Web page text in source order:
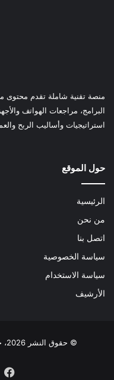
منصة تقنية شاملة تقدم محتوى
البرامج، مراجعات الهواتف
استراتيجيات وأساليب الربح
حول الموقع
الرئيسية
من نحن
اتصل بنا
سياسة الخصوصية
سياسة الاستخدام
الأرشيف
© حقوق النشر 2026، جميع الحقوق محفوظة |